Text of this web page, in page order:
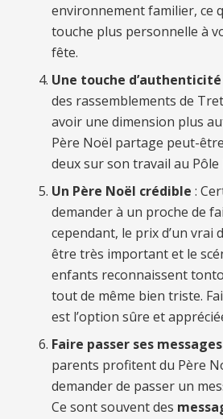
environnement familier, ce
touche plus personnelle à
fête.
Une touche d’authenticité
des rassemblements de
avoir une dimension plus
Père Noël partage peut-
deux sur son travail au Pôle
Un Père Noël crédible :
demander à un proche de
cependant, le prix d’un vrai
être très important et le
enfants reconnaissent
tout de même bien triste.
est l’option sûre et
Faire passer ses messages
parents profitent du Père
demander de passer un
Ce sont souvent des